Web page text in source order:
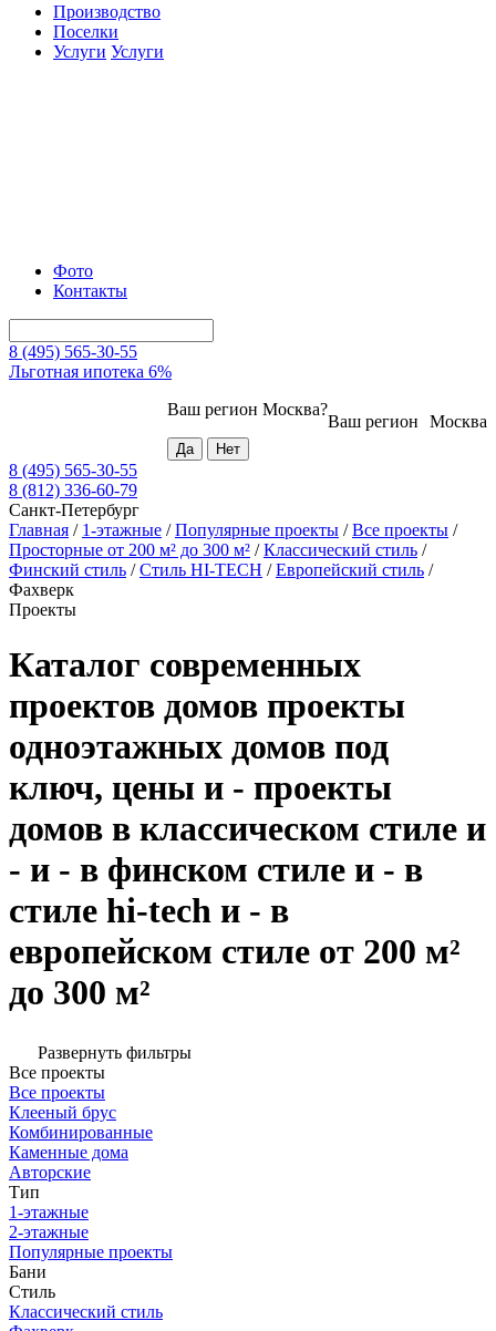
Производство
Поселки
Услуги Услуги
Фото
Контакты
8 (495) 565-30-55
Льготная ипотека 6%
Москва
Ваш регион
Ваш регион Москва?
8 (495) 565-30-55
8 (812) 336-60-79
Санкт-Петербург
Главная / 1-этажные /Популярные проекты /Все проекты /
Просторные от 200 м² до 300 м² /Классический стиль /
Финский стиль /Стиль HI-TECH /Европейский стиль /
Фахверк
Проекты
Каталог современных
проектов домов проекты
одноэтажных домов под
ключ, цены и - проекты
домов в классическом стиле и
- и - в финском стиле и - в
стиле hi-tech и - в
европейском стиле от 200 м²
до 300 м²
Развернуть фильтры
Все проекты
Все проекты
Клееный брус
Комбинированные
Каменные дома
Авторские
Тип
1-этажные
2-этажные
Популярные проекты
Бани
Стиль
Классический стиль